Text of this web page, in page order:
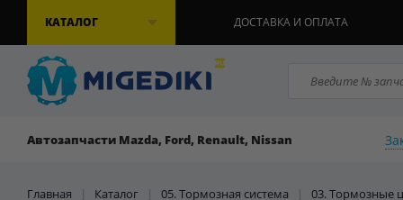
КАТАЛОГ ДОСТАВКА И ОПЛАТА
Автозапчасти Mazda, Ford, Renault, Nissan
Главная | Каталог | 05. Тормозная система | 03. Тормозные